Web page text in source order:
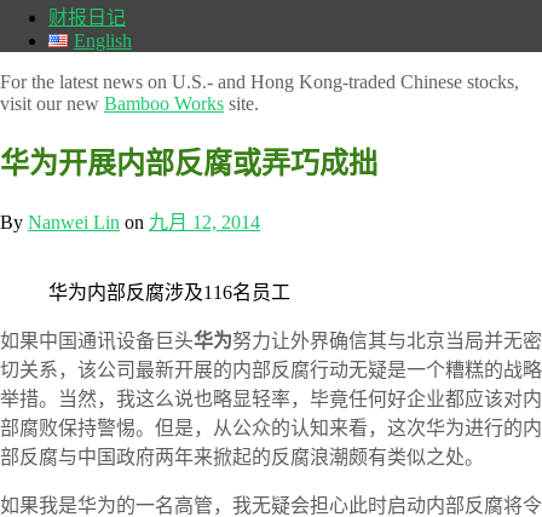
财报日记
English
For the latest news on U.S.- and Hong Kong-traded Chinese stocks,
visit our new Bamboo Works site.
华为开展内部反腐或弄巧成拙
By Nanwei Lin on 九月 12, 2014
华为内部反腐涉及116名员工
如果中国通讯设备巨头华为努力让外界确信其与北京当局并无密
切关系，该公司最新开展的内部反腐行动无疑是一个糟糕的战略
举措。当然，我这么说也略显轻率，毕竟任何好企业都应该对内
部腐败保持警惕。但是，从公众的认知来看，这次华为进行的内
部反腐与中国政府两年来掀起的反腐浪潮颇有类似之处。
如果我是华为的一名高管，我无疑会担心此时启动内部反腐将令